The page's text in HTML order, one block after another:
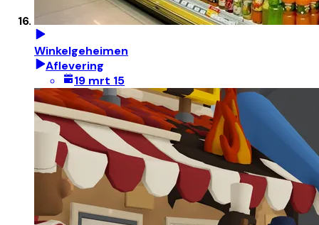
Winkelgeheimen
Aflevering
19 mrt 15